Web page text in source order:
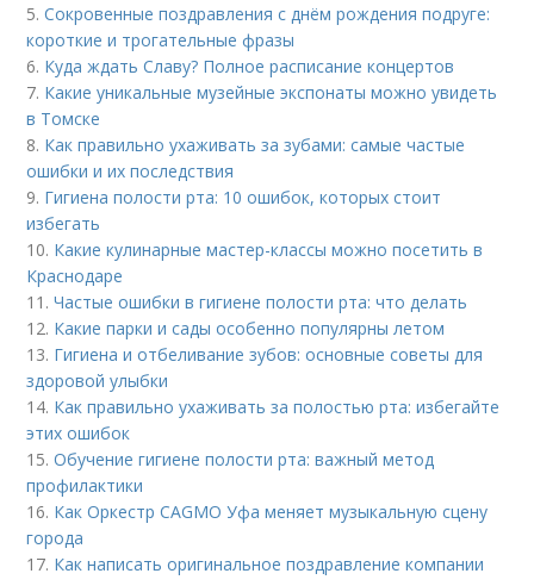
5.Сокровенные поздравления с днём рождения подруге:
короткие и трогательные фразы
6. Куда ждать Славу? Полное расписание концертов
7. Какие уникальные музейные экспонаты можно увидеть
в Томске
8. Как правильно ухаживать за зубами: самые частые
ошибки и их последствия
9. Гигиена полости рта: 10 ошибок, которых стоит
избегать
10. Какие кулинарные мастер-классы можно посетить в
Краснодаре
11.Частые ошибки в гигиене полости рта: что делать
12. Какие парки и сады особенно популярны летом
13. Гигиена и отбеливание зубов: основные советы для
здоровой улыбки
14. Как правильно ухаживать за полостью рта: избегайте
этих ошибок
15.Обучение гигиене полости рта: важный метод
профилактики
16. Как Оркестр CAGMO Уфа меняет музыкальную сцену
города
17. Как написать оригинальное поздравление компании